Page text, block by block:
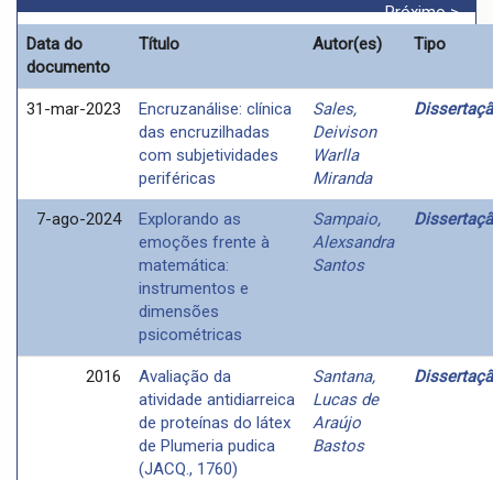
Próximo >
Data do
documento
Título Autor(es) Tipo
31-mar-2023
Encruzanálise: clínica
das encruzilhadas
com subjetividades
periféricas
Sales,
Deivison
Warlla
Miranda
7-ago-2024
Explorando as
emoções frente à
matemática:
instrumentos e
dimensões
psicométricas
Sampaio,
Alexsandra
Santos
2016
Avaliação da
atividade antidiarreica
de proteínas do látex
de Plumeria pudica
(JACQ., 1760)
Santana,
Lucas de
Araújo
Bastos